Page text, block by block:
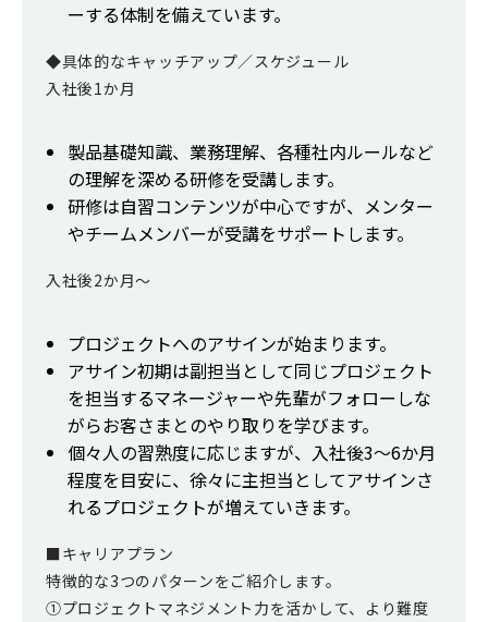
ーする体制を備えています。
◆具体的なキャッチアップ／スケジュール
入社後1か月
製品基礎知識、業務理解、各種社内ルールなど
の理解を深める研修を受講します。
研修は自習コンテンツが中心ですが、メンター
やチームメンバーが受講をサポートします。
入社後2か月～
プロジェクトへのアサインが始まります。
アサイン初期は副担当として同じプロジェクト
を担当するマネージャーや先輩がフォローしな
がらお客さまとのやり取りを学びます。
個々人の習熟度に応じますが、入社後3～6か月
程度を目安に、徐々に主担当としてアサインさ
れるプロジェクトが増えていきます。
■キャリアプラン
特徴的な3つのパターンをご紹介します。
①プロジェクトマネジメント力を活かして、より難度